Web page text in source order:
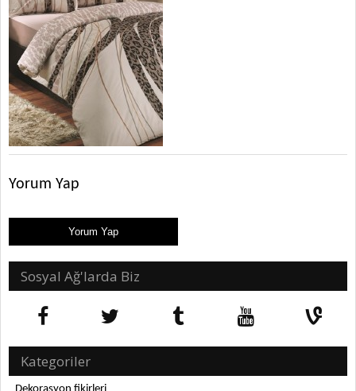
Yorum Yap
Sosyal Ağ'larda Biz
Kategoriler
Dekorasyon fikirleri